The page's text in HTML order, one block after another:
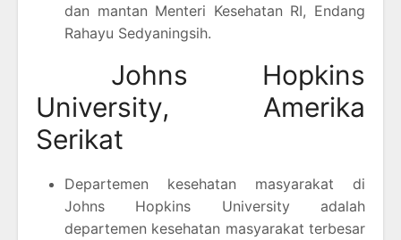
dan mantan Menteri Kesehatan RI, Endang
Rahayu Sedyaningsih.
Johns Hopkins
University, Amerika
Serikat
Departemen kesehatan masyarakat di
Johns Hopkins University adalah
departemen kesehatan masyarakat terbesar